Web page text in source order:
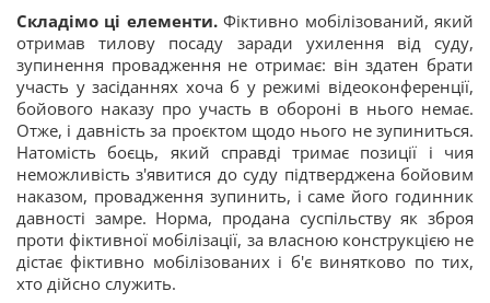
Складімо ці елементи.Фіктивно мобілізований, який
отримав тилову посаду заради ухилення від суду,
зупинення провадження не отримає: він здатен брати
участь у засіданнях хоча б у режимі відеоконференції,
бойового наказу про участь в обороні в нього немає.
Отже, і давність за проєктом щодо нього не зупиниться.
Натомість боєць, який справді тримає позиції і чия
неможливість з'явитися до суду підтверджена бойовим
наказом, провадження зупинить, і саме його годинник
давності замре. Норма, продана суспільству як зброя
проти фіктивної мобілізації, за власною конструкцією не
дістає фіктивно мобілізованих і б'є винятково по тих,
хто дійсно служить.